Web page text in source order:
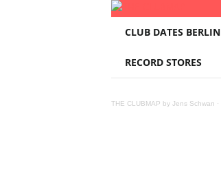
L
B
CLUB DATES BERLIN
RECORD STORES
THE CLUBMAP by Jens Schwan ·